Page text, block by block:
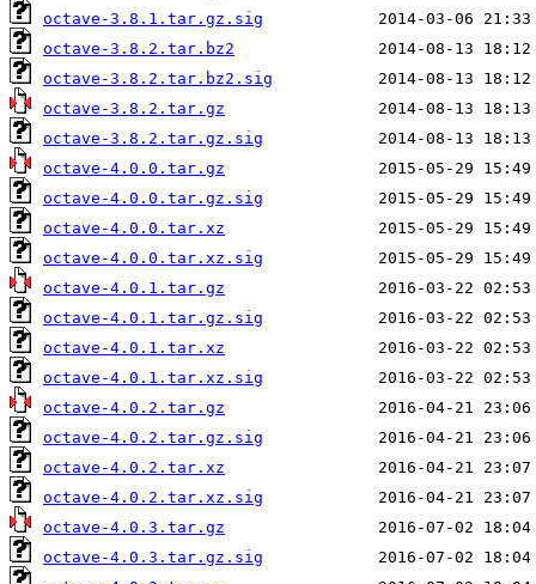
octave-3.8.1.tar.gz.sig
octave-3.8.2.tar.bz2
octave-3.8.2.tar.bz2.sig
octave-3.8.2.tar.gz
octave-3.8.2.tar.gz.sig
octave-4.0.0.tar.gz
octave-4.0.0.tar.gz.sig
octave-4.0.0.tar.xz
octave-4.0.0.tar.xz.sig
octave-4.0.1.tar.gz
octave-4.0.1.tar.gz.sig
octave-4.0.1.tar.xz
octave-4.0.1.tar.xz.sig
octave-4.0.2.tar.gz
octave-4.0.2.tar.gz.sig
octave-4.0.2.tar.xz
octave-4.0.2.tar.xz.sig
octave-4.0.3.tar.gz
octave-4.0.3.tar.gz.sig